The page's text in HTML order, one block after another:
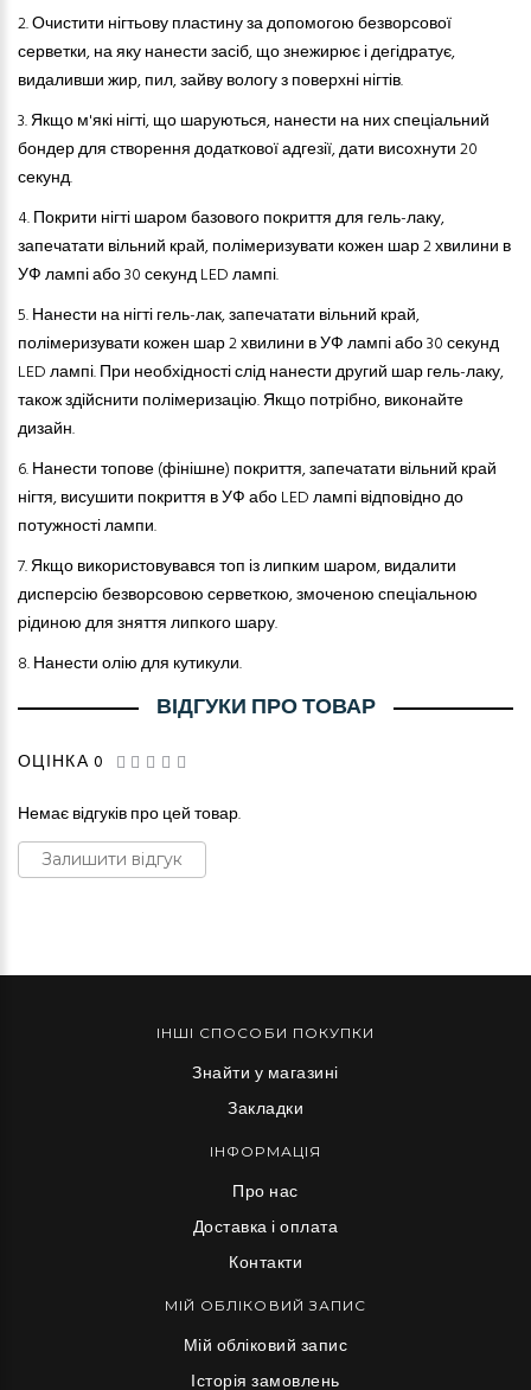
2.Очистити нігтьову пластину за допомогою безворсової
серветки, на яку нанести засіб, що знежирює і дегідратує,
видаливши жир, пил, зайву вологу з поверхні нігтів.
3.Якщо м'які нігті, що шаруються,нанести на них спеціальний
бондер для створення додаткової адгезії, дати висохнути 20
секунд.
4.Покрити нігті шаром базового покриттядля гель-лаку,
запечатати вільний край, полімеризувати кожен шар 2 хвилини в
УФ лампі або 30 секунд LED лампі.
5.Нанести на нігті гель-лак, запечатати вільний край,
полімеризувати кожен шар 2 хвилини в УФ лампі або 30 секунд
LED лампі. При необхідності слід нанести другий шар гель-лаку,
також здійснити полімеризацію. Якщо потрібно, виконайте
дизайн.
6.Нанести топове (фінішне) покриття, запечатати вільний край
нігтя, висушити покриття в УФ або LED лампі відповідно до
потужності лампи.
7.Якщо використовувався топ із липким шаром, видалити
дисперсію безворсовою серветкою, змоченою спеціальною
рідиною для зняття липкого шару.
8.Нанести олію для кутикули.
ВІДГУКИ ПРО ТОВАР
ОЦІНКА 0
Немає відгуків про цей товар.
Залишити відгук
ІНШІ СПОСОБИ ПОКУПКИ
Знайти у магазині
Закладки
ІНФОРМАЦІЯ
Про нас
Доставка і оплата
Контакти
МІЙ ОБЛІКОВИЙ ЗАПИС
Мій обліковий запис
Історія замовлень